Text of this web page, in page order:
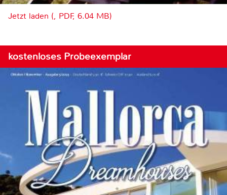
Jetzt laden (, PDF, 6.04 MB)
kostenloses Probeexemplar